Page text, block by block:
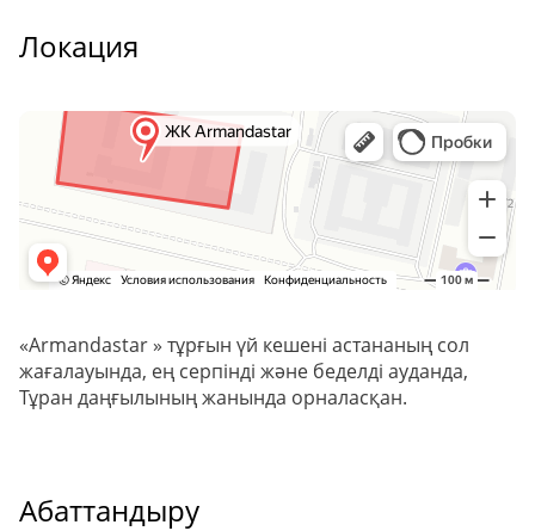
Локация
«Armandastar » тұрғын үй кешені астананың сол
жағалауында, ең серпінді және беделді ауданда,
Тұран даңғылының жанында орналасқан.
Абаттандыру